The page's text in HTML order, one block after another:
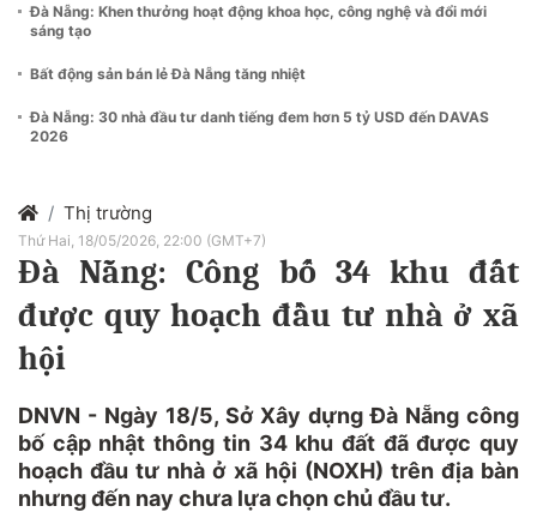
Đà Nẵng: Khen thưởng hoạt động khoa học, công nghệ và đổi mới
sáng tạo
Bất động sản bán lẻ Đà Nẵng tăng nhiệt
Đà Nẵng: 30 nhà đầu tư danh tiếng đem hơn 5 tỷ USD đến DAVAS
2026
Thị trường
Thứ Hai, 18/05/2026, 22:00 (GMT+7)
Đà Nẵng: Công bố 34 khu đất
được quy hoạch đầu tư nhà ở xã
hội
DNVN - Ngày 18/5, Sở Xây dựng Đà Nẵng công
bố cập nhật thông tin 34 khu đất đã được quy
hoạch đầu tư nhà ở xã hội (NOXH) trên địa bàn
nhưng đến nay chưa lựa chọn chủ đầu tư.